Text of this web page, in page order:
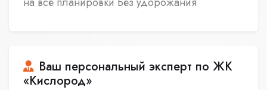
Ваш персональный эксперт по ЖК
«Кислород»